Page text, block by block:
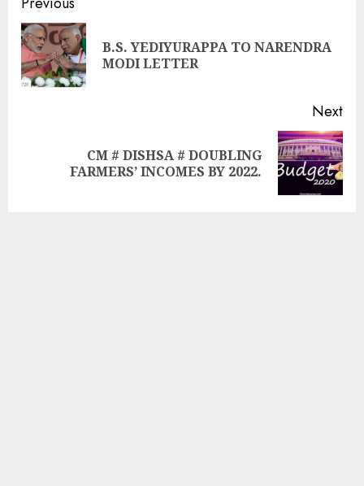
B.S. YEDIYURAPPA TO NARENDRA
MODI LETTER
Next
CM # DISHSA # DOUBLING
FARMERS’ INCOMES BY 2022.